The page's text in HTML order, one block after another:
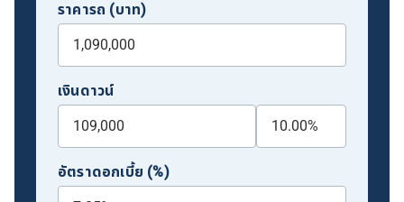
ราคารถ (บาท)
เงินดาวน์
อัตราดอกเบี้ย (%)